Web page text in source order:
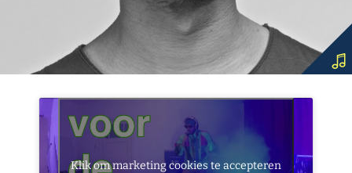
Klik om marketing cookies te accepteren